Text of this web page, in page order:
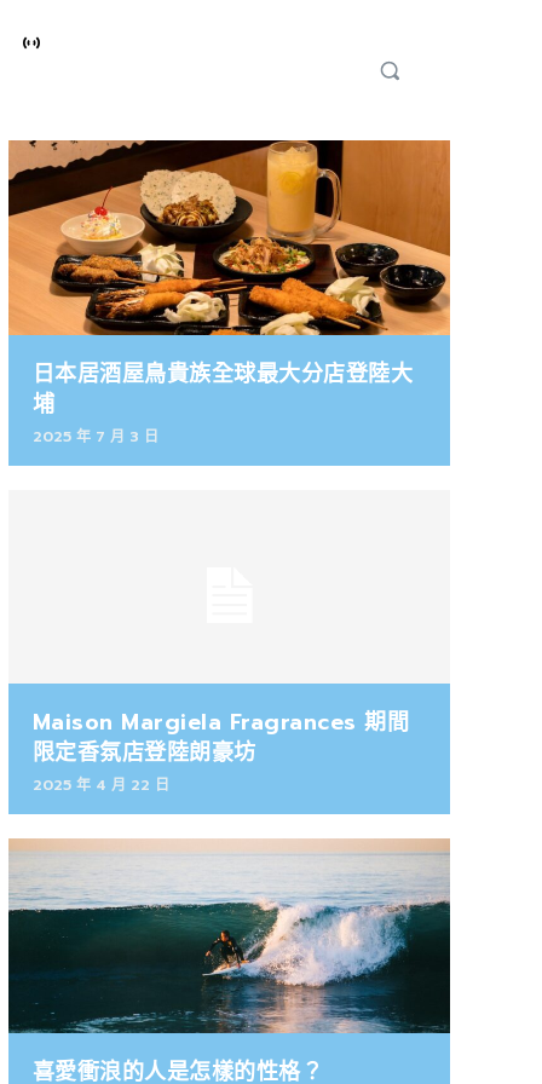
日本居酒屋鳥貴族全球最大分店登陸大
埔
2025 年 7 月 3 日
Maison Margiela Fragrances 期間
限定香氛店登陸朗豪坊
2025 年 4 月 22 日
喜愛衝浪的人是怎樣的性格？